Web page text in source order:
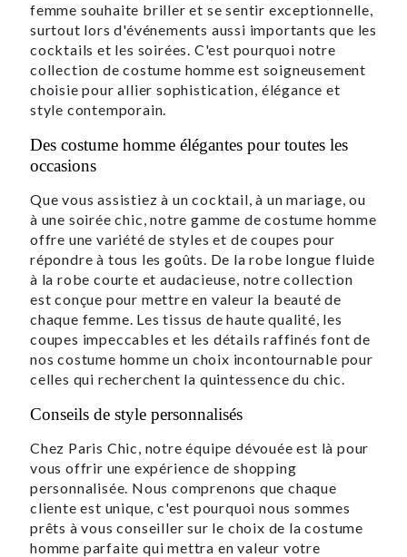
femme souhaite briller et se sentir exceptionnelle,
surtout lors d'événements aussi importants que les
cocktails et les soirées. C'est pourquoi notre
collection de costume homme est soigneusement
choisie pour allier sophistication, élégance et
style contemporain.
Des costume homme élégantes pour toutes les
occasions
Que vous assistiez à un cocktail, à un mariage, ou
à une soirée chic, notre gamme de costume homme
offre une variété de styles et de coupes pour
répondre à tous les goûts. De la robe longue fluide
à la robe courte et audacieuse, notre collection
est conçue pour mettre en valeur la beauté de
chaque femme. Les tissus de haute qualité, les
coupes impeccables et les détails raffinés font de
nos costume homme un choix incontournable pour
celles qui recherchent la quintessence du chic.
Conseils de style personnalisés
Chez Paris Chic, notre équipe dévouée est là pour
vous offrir une expérience de shopping
personnalisée. Nous comprenons que chaque
cliente est unique, c'est pourquoi nous sommes
prêts à vous conseiller sur le choix de la costume
homme parfaite qui mettra en valeur votre